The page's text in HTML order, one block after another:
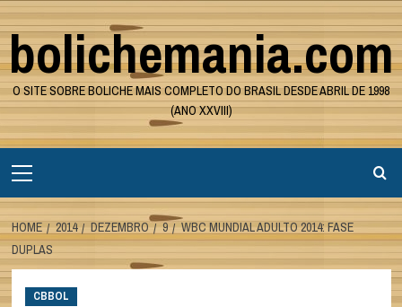
Skip
to
content
bolichemania.com
O SITE SOBRE BOLICHE MAIS COMPLETO DO BRASIL DESDE ABRIL DE 1998
(ANO XXVIII)
Menu
HOME 2014 DEZEMBRO 9
WBC MUNDIAL ADULTO 2014: FASE
DUPLAS
CBBOL